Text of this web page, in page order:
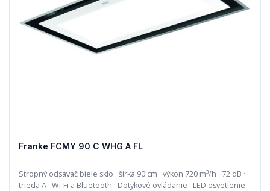
Franke FCMY 90 C WHG A FL
Stropný odsávač biele sklo · šírka 90 cm · výkon 720 m³/h · 72 dB ·
trieda A · Wi-Fi a Bluetooth · Dotykové ovládanie · LED osvetlenie